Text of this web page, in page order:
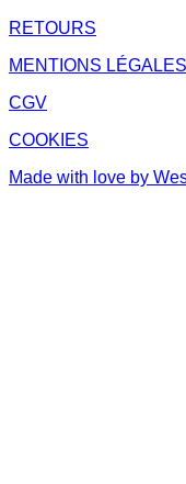
RETOURS
MENTIONS LÉGALES
CGV
COOKIES
Made with love by